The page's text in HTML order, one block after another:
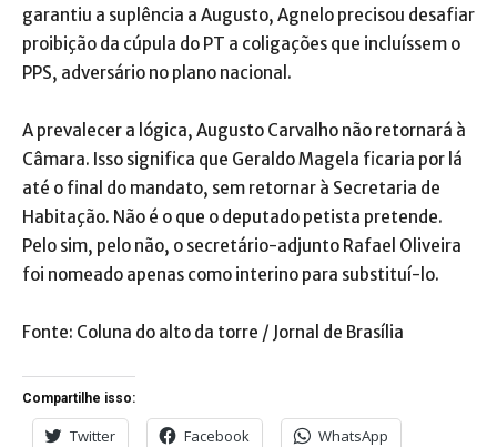
garantiu a suplência a Augusto, Agnelo precisou desafiar
proibição da cúpula do PT a coligações que incluíssem o
PPS, adversário no plano nacional.
A prevalecer a lógica, Augusto Carvalho não retornará à
Câmara. Isso significa que Geraldo Magela ficaria por lá
até o final do mandato, sem retornar à Secretaria de
Habitação. Não é o que o deputado petista pretende.
Pelo sim, pelo não, o secretário-adjunto Rafael Oliveira
foi nomeado apenas como interino para substituí-lo.
Fonte: Coluna do alto da torre / Jornal de Brasília
Compartilhe isso:
Twitter Facebook WhatsApp